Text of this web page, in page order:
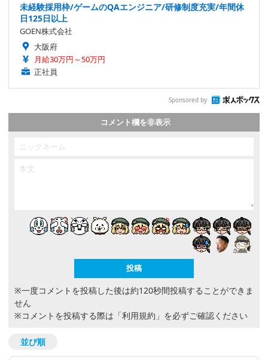
未経験採用枠/ゲームのQAエンジニア/研修制度充実/年間休
日125日以上
GOEN株式会社
大阪府
月給30万円～50万円
正社員
Sponsored by
コメント欄を非表示
※一度コメントを投稿した後は約120秒間投稿することができま
せん
※コメントを投稿する際は 「利用規約」 を必ずご確認ください
並び順